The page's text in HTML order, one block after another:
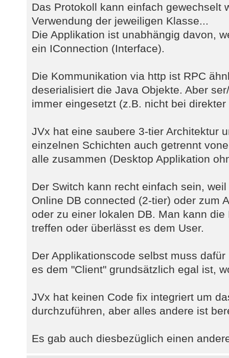
Das Protokoll kann einfach gewechselt
Verwendung der jeweiligen Klasse...
Die Applikation ist unabhängig davon,
ein IConnection (Interface).
Die Kommunikation via http ist RPC
deserialisiert die Java Objekte. Aber
immer eingesetzt (z.B. nicht bei
JVx hat eine saubere 3-tier Architektur
einzelnen Schichten auch getrennt
alle zusammen (Desktop Applikation
Der Switch kann recht einfach sein,
Online DB connected (2-tier) oder zum
oder zu einer lokalen DB. Man kann
treffen oder überlässt es dem User.
Der Applikationscode selbst muss
es dem "Client" grundsätzlich egal ist,
JVx hat keinen Code fix integriert um
durchzuführen, aber alles andere ist
Es gab auch diesbezüglich einen